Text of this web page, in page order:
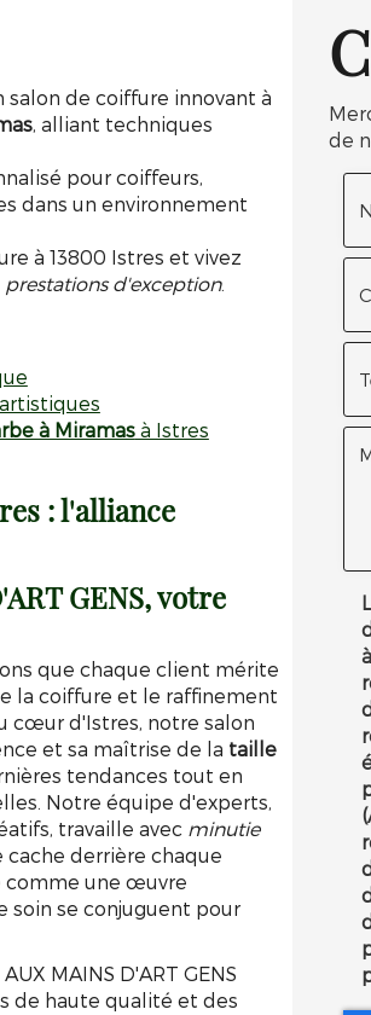
salon de coiffure innovant à
, alliant techniques
pour coiffeurs,
dans un environnement
à 13800 Istres et vivez
prestations d'exception.
à Miramasà Istres
: l'alliance
GENS, votre
que chaque client mérite
la coiffure et le raffinement
cœur d'Istres, notre salon
et sa maîtrise de la taille
tendances tout en
Notre équipe d'experts,
travaille avec minutie
derrière chaque
comme une œuvre
soin se conjuguent pour
MAINS D'ART GENS
de haute qualité et des
de
à